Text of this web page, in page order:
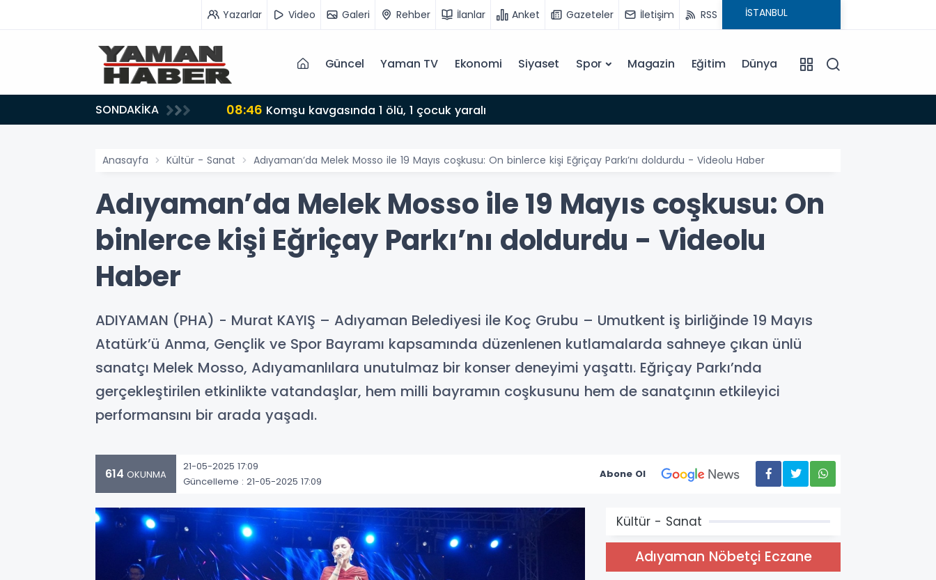
Yazarlar Video Galeri Rehber İlanlar Anket Gazeteler İletişim RSS
Güncel Yaman TV Ekonomi Siyaset Spor Magazin Eğitim Dünya
SONDAKİKA 08:46 Komşu kavgasında 1 ölü, 1 çocuk yaralı
Anasayfa Kültür - Sanat Adıyaman’da Melek Mosso ile 19 Mayıs coşkusu: On binlerce kişi Eğriçay Parkı’nı doldurdu - Videolu Haber
Adıyaman’da Melek Mosso ile 19 Mayıs coşkusu: On
binlerce kişi Eğriçay Parkı’nı doldurdu - Videolu
Haber
ADIYAMAN (PHA) - Murat KAYIŞ – Adıyaman Belediyesi ile Koç Grubu – Umutkent iş birliğinde 19 Mayıs
Atatürk’ü Anma, Gençlik ve Spor Bayramı kapsamında düzenlenen kutlamalarda sahneye çıkan ünlü
sanatçı Melek Mosso, Adıyamanlılara unutulmaz bir konser deneyimi yaşattı. Eğriçay Parkı’nda
gerçekleştirilen etkinlikte vatandaşlar, hem milli bayramın coşkusunu hem de sanatçının etkileyici
performansını bir arada yaşadı.
614 OKUNMA
21-05-2025 17:09
Güncelleme : 21-05-2025 17:09
Abone Ol
Kültür - Sanat
Adıyaman Nöbetçi Eczane